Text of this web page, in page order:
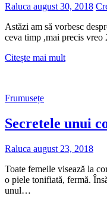
Raluca august 30, 2018
Astăzi am să vorbesc
ceva timp ,mai precis
Citește mai multReview
cu
extract
gutuie
Frumusețe
Secretele unui
Raluca august 23, 2018
Toate femeile visează la
o piele tonifiată, fermă.
unul…